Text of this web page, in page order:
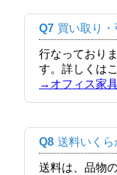
Q7 買い取り・
行なっており
す。詳しくは
→オフィス家
Q8 送料いくら
送料は、品物